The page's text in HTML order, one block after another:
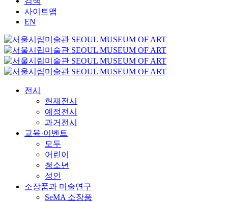
사이트맵
EN
전시
현재전시
예정전시
과거전시
교육·이벤트
모두
어린이
청소년
성인
소장품과 미술연구
SeMA 소장품